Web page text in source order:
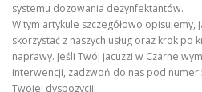
systemu dozowania dezynfektantów.
W tym artykule szczegółowo opisujemy,
skorzystać z naszych usług oraz krok
naprawy. Jeśli Twój jacuzzi w Czarne
interwencji, zadzwoń do nas pod numer
Twojej dyspozycji!